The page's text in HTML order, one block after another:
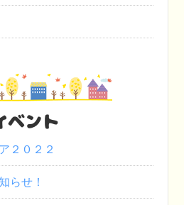
ベント
２０２２
らせ！